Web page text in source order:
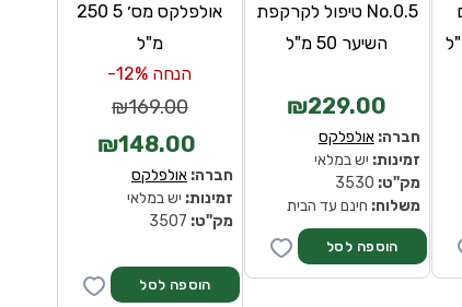
אולפלקס מס׳ 5 250
מ"ל
הנחה 12%-
₪169.00
₪148.00
חברה:אולפלקס
זמינות: יש במלאי
מק''ט:
No.0.5 טיפול לקרקפת
השיער 50 מ"ל
₪229.00
חברה:אולפלקס
זמינות: יש במלאי
מק''ט:
משלוח: חינם עד הבית